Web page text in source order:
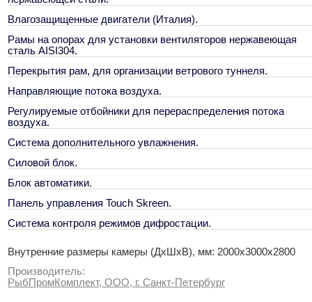
Влагозащищенные двигатели (Италия).
Рамы на опорах для установки вентиляторов нержавеющая
сталь AISI304.
Перекрытия рам, для организации ветрового туннеля.
Направляющие потока воздуха.
Регулируемые отбойники для перераспределения потока
воздуха.
Система дополнительного увлажнения.
Силовой блок.
Блок автоматики.
Панель управления Touch Skreen.
Система контроля режимов дифростации.
Внутренние размеры камеры (ДхШхВ), мм: 2000х3000х2800
Производитель:
РыбПромКомплект, ООО, г. Санкт-Петербург